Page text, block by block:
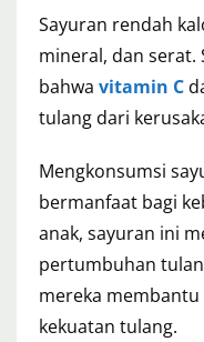
Sayuran rendah
mineral, dan serat.
bahwa vitamin C
tulang dari
Mengkonsumsi
bermanfaat bagi
anak, sayuran ini
pertumbuhan
mereka
kekuatan tulang.